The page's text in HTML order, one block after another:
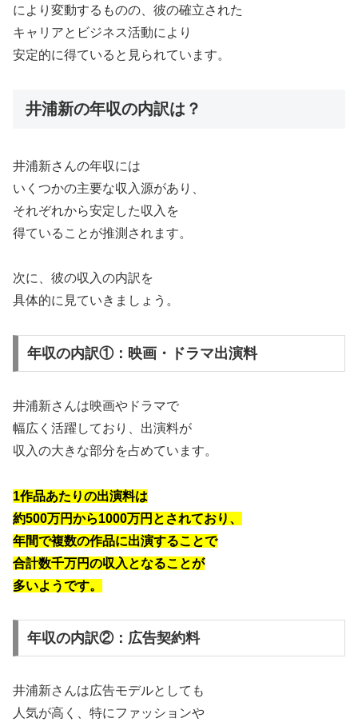
により変動するものの、彼の確立された
キャリアとビジネス活動により
安定的に得ていると見られています。
井浦新の年収の内訳は？
井浦新さんの年収には
いくつかの主要な収入源があり、
それぞれから安定した収入を
得ていることが推測されます。
次に、彼の収入の内訳を
具体的に見ていきましょう。
年収の内訳①：映画・ドラマ出演料
井浦新さんは映画やドラマで
幅広く活躍しており、出演料が
収入の大きな部分を占めています。
1作品あたりの出演料は
約500万円から1000万円とされており、
年間で複数の作品に出演することで
合計数千万円の収入となることが
多いようです。
年収の内訳②：広告契約料
井浦新さんは広告モデルとしても
人気が高く、特にファッションや